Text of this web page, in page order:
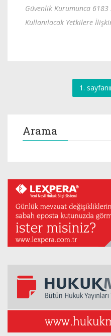
Güvenlik Kurumunca 6183
Kullanılacak Yetkilere
1.
Arama